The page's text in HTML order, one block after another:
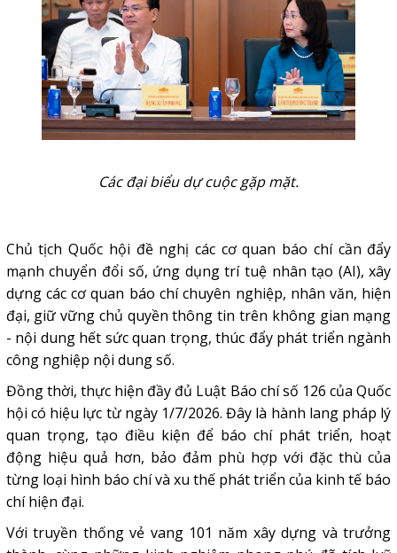
Các đại biểu dự cuộc gặp mặt.
Chủ tịch Quốc hội đề nghị các cơ quan báo chí cần đẩy
mạnhchuyển đổi số, ứng dụngtrí tuệ nhân tạo (AI), xây
dựng các cơ quan báo chí chuyên nghiệp, nhân văn, hiện
đại, giữ vững chủ quyền thông tin trên không gian mạng
- nội dung hết sức quan trọng, thúc đẩy phát triển ngành
công nghiệp nội dung số.
Đồng thời, thực hiện đầy đủ Luật Báo chí số 126 của Quốc
hội có hiệu lực từ ngày 1/7/2026. Đây là hành lang pháp lý
quan trọng, tạo điều kiện để báo chí phát triển, hoạt
động hiệu quả hơn, bảo đảm phù hợp với đặc thù của
từng loại hình báo chí và xu thế phát triển của kinh tế báo
chí hiện đại.
Với truyền thống vẻ vang 101 năm xây dựng và trưởng